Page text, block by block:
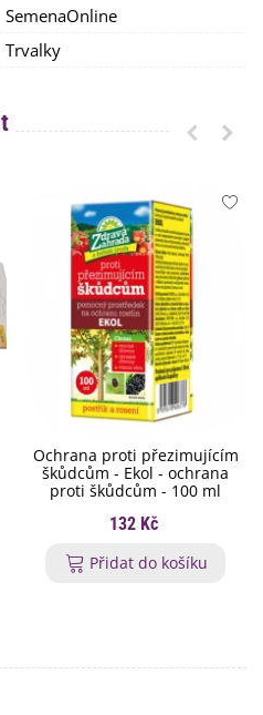
SemenaOnline
Trvalky
Ochrana proti přezimujícím
škůdcům - Ekol - ochrana
proti škůdcům - 100 ml
132 Kč
Přidat do košíku